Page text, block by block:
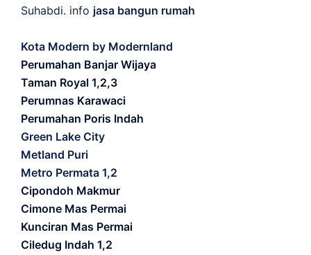
Suhabdi. info jasa bangun rumah
Kota Modern by Modernland
Perumahan Banjar Wijaya
Taman Royal 1,2,3
Perumnas Karawaci
Perumahan Poris Indah
Green Lake City
Metland Puri
Metro Permata 1,2
Cipondoh Makmur
Cimone Mas Permai
Kunciran Mas Permai
Ciledug Indah 1,2